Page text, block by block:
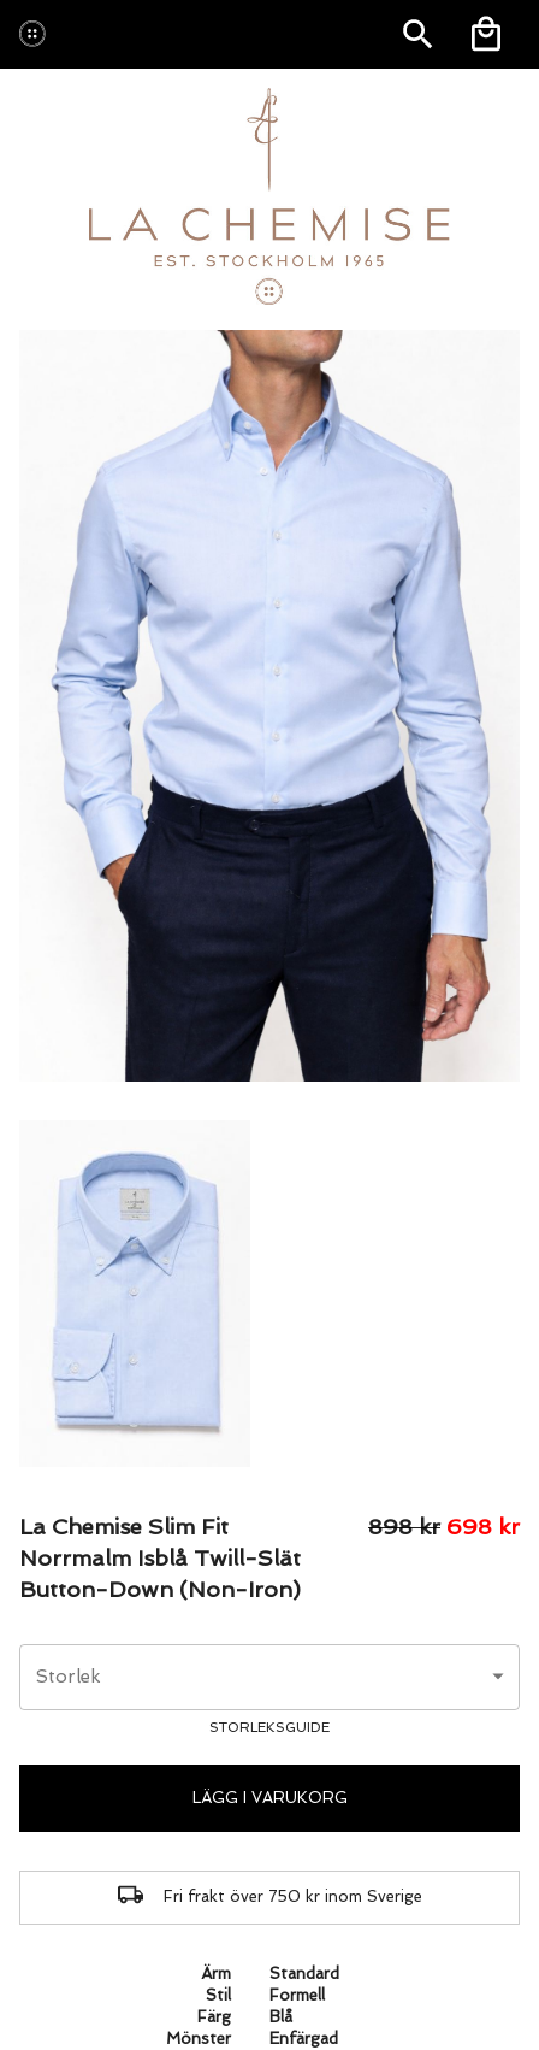
La Chemise Slim Fit
Norrmalm Isblå Twill-Slät
Button-Down (Non-Iron)
898kr 698 kr
Storlek
STORLEKSGUIDE
LÄGG I VARUKORG
Fri frakt över 750 kr inom Sverige
Ärm
Standard
Stil
Formell
Färg
Blå
Mönster
Enfärgad